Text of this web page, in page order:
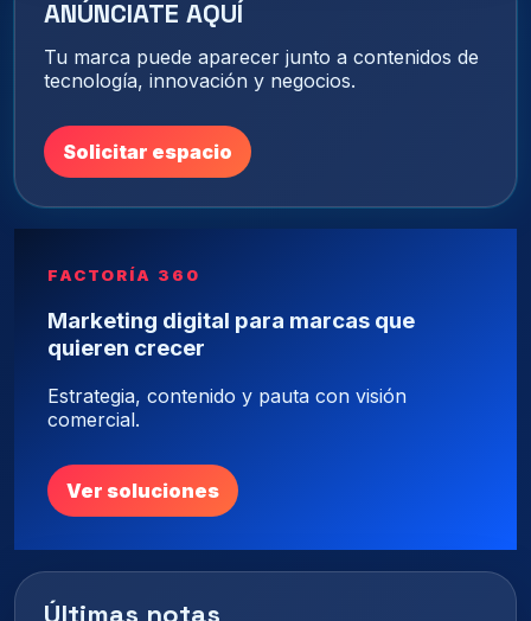
ANÚNCIATE AQUÍ
Tu marca puede aparecer junto a contenidos de
tecnología, innovación y negocios.
Solicitar espacio
FACTORÍA 360
Marketing digital para marcas que
quieren crecer
Estrategia, contenido y pauta con visión
comercial.
Ver soluciones
Últimas notas